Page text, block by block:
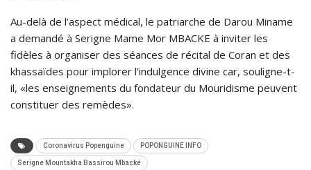
Au-delà de l’aspect médical, le patriarche de Darou Miname
a demandé à Serigne Mame Mor MBACKE à inviter les
fidèles à organiser des séances de récital de Coran et des
khassaïdes pour implorer l’indulgence divine car, souligne-t-
il, «les enseignements du fondateur du Mouridisme peuvent
constituer des remèdes».
Coronavirus Popenguine POPONGUINE INFO
Serigne Mountakha Bassirou Mbacké